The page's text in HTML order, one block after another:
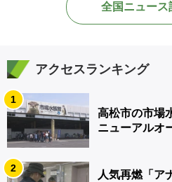
全国ニュース
アクセスランキング
1
高松市の市場
ニューアルオ
2
人気再燃「ア